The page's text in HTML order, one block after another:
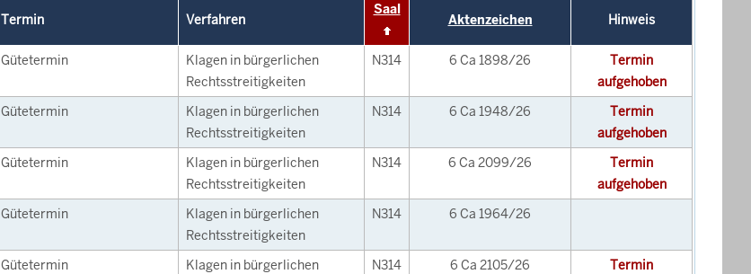
Termin Verfahren
Saal
Aktenzeichen Hinweis
Gütetermin
Klagen in bürgerlichen
Rechtsstreitigkeiten
N314 6 Ca 1898/26
Termin
aufgehoben
Gütetermin
Klagen in bürgerlichen
Rechtsstreitigkeiten
N314 6 Ca 1948/26
Termin
aufgehoben
Gütetermin
Klagen in bürgerlichen
Rechtsstreitigkeiten
N314 6 Ca 2099/26
Termin
aufgehoben
Gütetermin
Klagen in bürgerlichen
Rechtsstreitigkeiten
N314 6 Ca 1964/26
Gütetermin
Klagen in bürgerlichen
N314 6 Ca 2105/26
Termin